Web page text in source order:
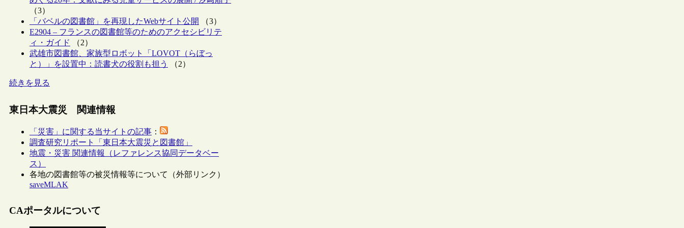
（3）
「バベルの図書館」を再現したWebサイト公開
（3）
E2904 – フランスの図書館等のためのアクセシビリテ
ィ・ガイド
（2）
武雄市図書館、家族型ロボット「LOVOT（らぼっ
と）」を設置中：読書犬の役割も担う
（2）
続きを見る
東日本大震災 関連情報
「災害」に関する当サイトの記事 ：
調査研究リポート「東日本大震災と図書館」
地震・災害 関連情報（レファレンス協同データベー
ス）
各地の図書館等の被災情報等について（外部リンク）
saveMLAK
CAポータルについて